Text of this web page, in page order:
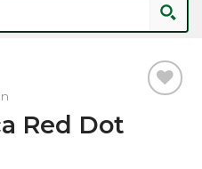
Red Dot